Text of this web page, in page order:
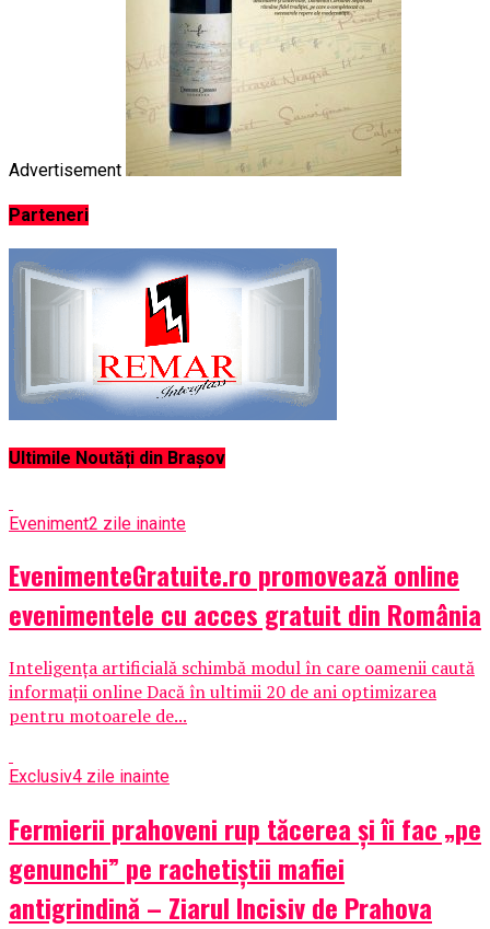
Advertisement
Parteneri
Ultimile Noutăți din Brașov
Eveniment2 zile inainte
EvenimenteGratuite.ro promovează online
evenimentele cu acces gratuit din România
Inteligența artificială schimbă modul în care oamenii caută
informații online Dacă în ultimii 20 de ani optimizarea
pentru motoarele de...
Exclusiv4 zile inainte
Fermierii prahoveni rup tăcerea și îi fac „pe
genunchi” pe rachetiștii mafiei
antigrindină – Ziarul Incisiv de Prahova